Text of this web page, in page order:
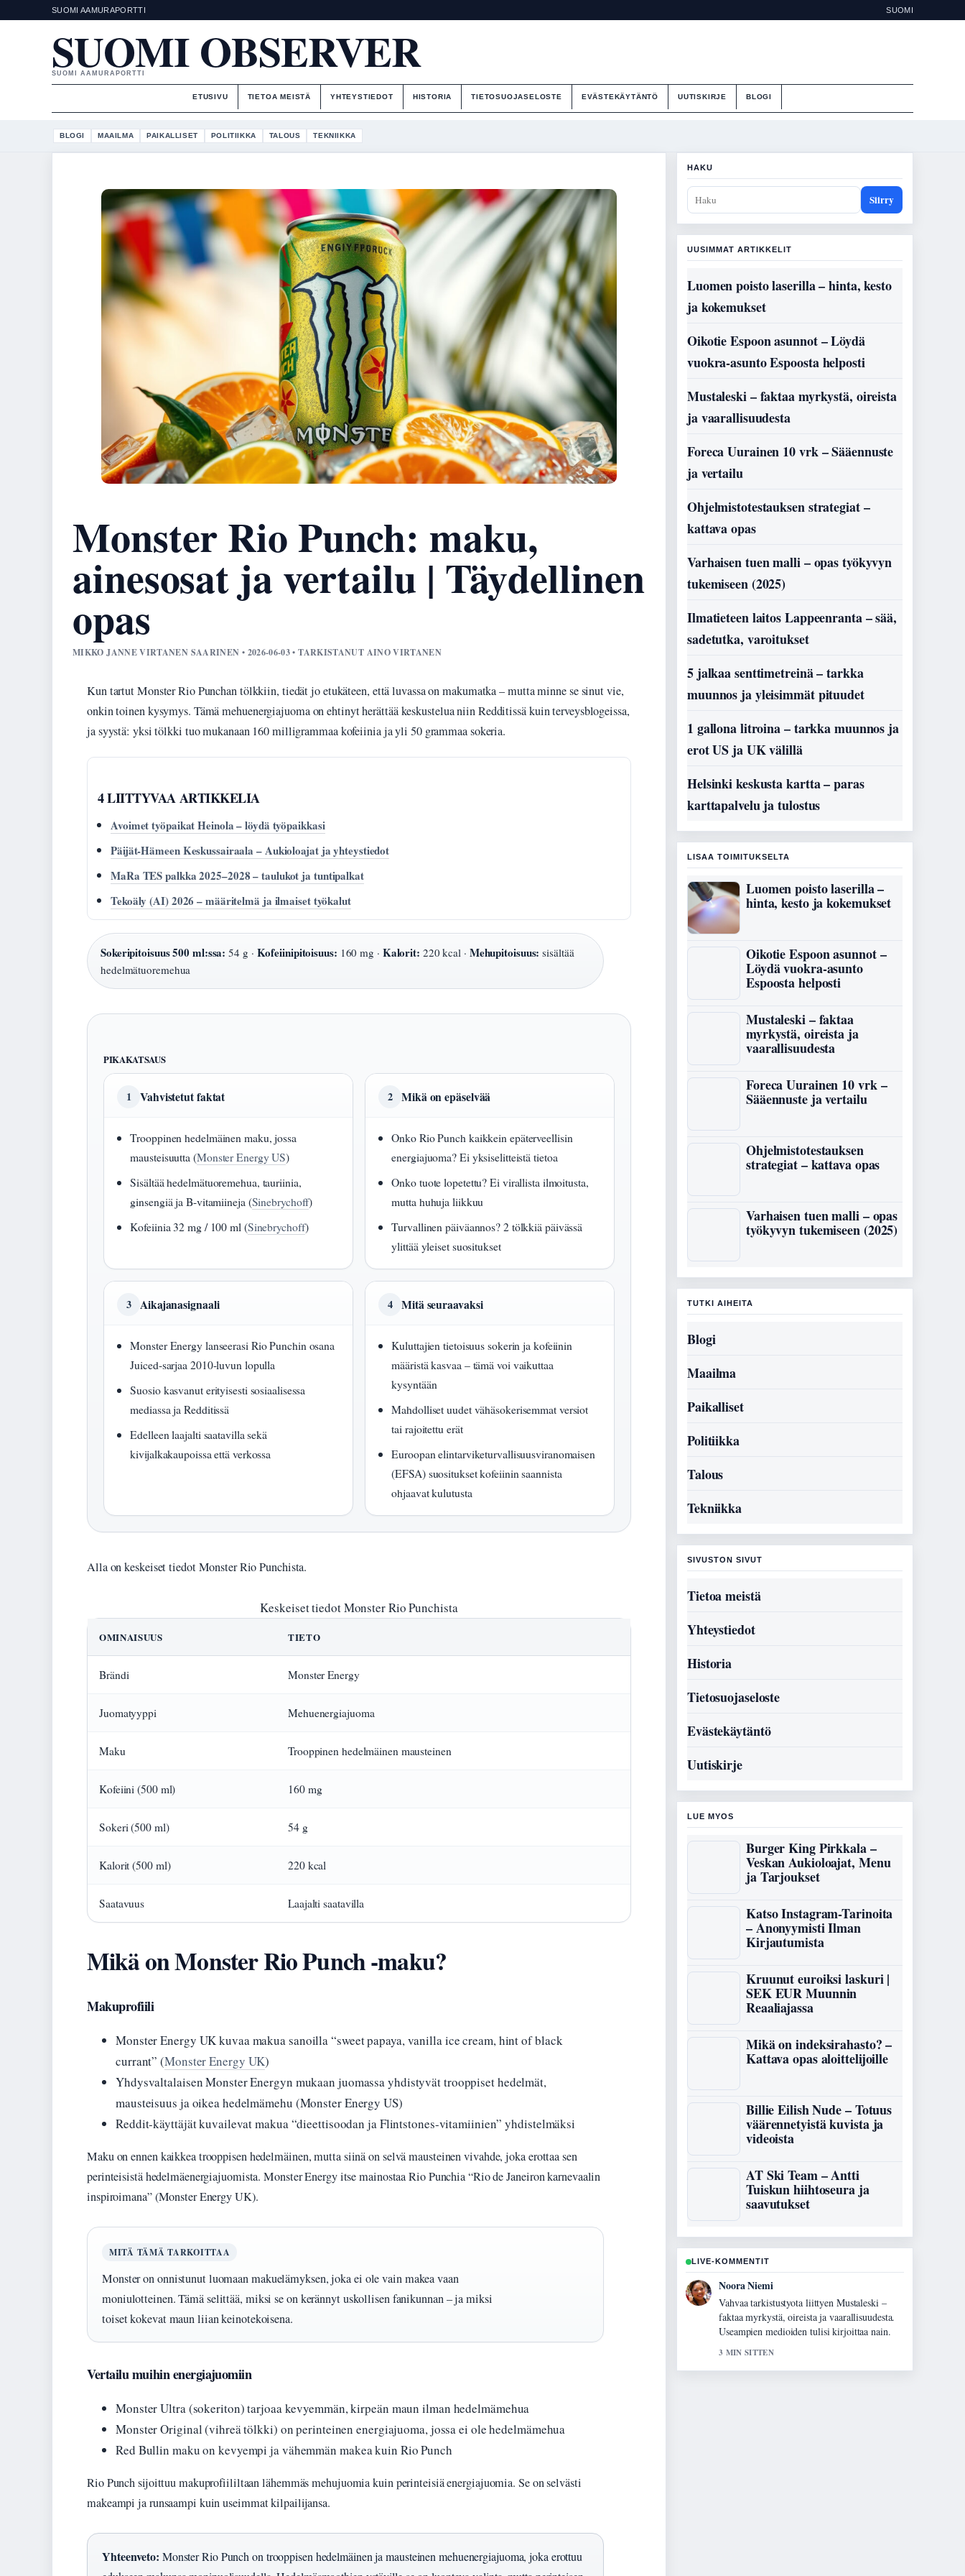
SUOMI AAMURAPORTTI SUOMI
SUOMI OBSERVER
SUOMI AAMURAPORTTI
ETUSIVU TIETOA MEISTÄ YHTEYSTIEDOT HISTORIA TIETOSUOJASELOSTE EVÄSTEKÄYTÄNTÖ UUTISKIRJE BLOGI
BLOGI MAAILMA PAIKALLISET POLITIIKKA TALOUS TEKNIIKKA
Monster Rio Punch: maku,
ainesosat ja vertailu | Täydellinen
opas
MIKKO JANNE VIRTANEN SAARINEN • 2026-06-03 • TARKISTANUT AINO VIRTANEN
Kun tartut Monster Rio Punchan tölkkiin, tiedät jo etukäteen, että luvassa on makumatka – mutta minne se sinut vie,
onkin toinen kysymys. Tämä mehuenergiajuoma on ehtinyt herättää keskustelua niin Redditissä kuin terveysblogeissa,
ja syystä: yksi tölkki tuo mukanaan 160 milligrammaa kofeiinia ja yli 50 grammaa sokeria.
4 LIITTYVAA ARTIKKELIA
Avoimet työpaikat Heinola – löydä työpaikkasi
Päijät-Hämeen Keskussairaala – Aukioloajat ja yhteystiedot
MaRa TES palkka 2025–2028 – taulukot ja tuntipalkat
Tekoäly (AI) 2026 – määritelmä ja ilmaiset työkalut
Sokeripitoisuus 500 ml:ssa: 54 g · Kofeiinipitoisuus: 160 mg · Kalorit: 220 kcal · Mehupitoisuus: sisältää
hedelmätuoremehua
PIKAKATSAUS
1 Vahvistetut faktat
Trooppinen hedelmäinen maku, jossa
mausteisuutta (Monster Energy US)
Sisältää hedelmätuoremehua, tauriinia,
ginsengiä ja B-vitamiineja (Sinebrychoff)
Kofeiinia 32 mg / 100 ml (Sinebrychoff)
2 Mikä on epäselvää
Onko Rio Punch kaikkein epäterveellisin
energiajuoma? Ei yksiselitteistä tietoa
Onko tuote lopetettu? Ei virallista ilmoitusta,
mutta huhuja liikkuu
Turvallinen päiväannos? 2 tölkkiä päivässä
ylittää yleiset suositukset
3 Aikajanasignaali
Monster Energy lanseerasi Rio Punchin osana
Juiced-sarjaa 2010-luvun lopulla
Suosio kasvanut erityisesti sosiaalisessa
mediassa ja Redditissä
Edelleen laajalti saatavilla sekä
kivijalkakaupoissa että verkossa
4 Mitä seuraavaksi
Kuluttajien tietoisuus sokerin ja kofeiinin
määristä kasvaa – tämä voi vaikuttaa
kysyntään
Mahdolliset uudet vähäsokerisemmat versiot
tai rajoitettu erät
Euroopan elintarviketurvallisuusviranomaisen
(EFSA) suositukset kofeiinin saannista
ohjaavat kulutusta
Alla on keskeiset tiedot Monster Rio Punchista.
Keskeiset tiedot Monster Rio Punchista
OMINAISUUS TIETO
Brändi Monster Energy
Juomatyyppi Mehuenergiajuoma
Maku Trooppinen hedelmäinen mausteinen
Kofeiini (500 ml) 160 mg
Sokeri (500 ml) 54 g
Kalorit (500 ml) 220 kcal
Saatavuus Laajalti saatavilla
Mikä on Monster Rio Punch -maku?
Makuprofiili
Monster Energy UK kuvaa makua sanoilla “sweet papaya, vanilla ice cream, hint of black
currant” (Monster Energy UK)
Yhdysvaltalaisen Monster Energyn mukaan juomassa yhdistyvät trooppiset hedelmät,
mausteisuus ja oikea hedelmämehu (Monster Energy US)
Reddit-käyttäjät kuvailevat makua “dieettisoodan ja Flintstones-vitamiinien” yhdistelmäksi
Maku on ennen kaikkea trooppisen hedelmäinen, mutta siinä on selvä mausteinen vivahde, joka erottaa sen
perinteisistä hedelmäenergiajuomista. Monster Energy itse mainostaa Rio Punchia “Rio de Janeiron karnevaalin
inspiroimana” (Monster Energy UK).
MITÄ TÄMÄ TARKOITTAA
Monster on onnistunut luomaan makuelämyksen, joka ei ole vain makea vaan
moniulotteinen. Tämä selittää, miksi se on kerännyt uskollisen fanikunnan – ja miksi
toiset kokevat maun liian keinotekoisena.
Vertailu muihin energiajuomiin
Monster Ultra (sokeriton) tarjoaa kevyemmän, kirpeän maun ilman hedelmämehua
Monster Original (vihreä tölkki) on perinteinen energiajuoma, jossa ei ole hedelmämehua
Red Bullin maku on kevyempi ja vähemmän makea kuin Rio Punch
Rio Punch sijoittuu makuprofiililtaan lähemmäs mehujuomia kuin perinteisiä energiajuomia. Se on selvästi
makeampi ja runsaampi kuin useimmat kilpailijansa.
Yhteenveto: Monster Rio Punch on trooppisen hedelmäinen ja mausteinen mehuenergiajuoma, joka erottuu
HAKU
Siirry
UUSIMMAT ARTIKKELIT
Luomen poisto laserilla – hinta, kesto
ja kokemukset
Oikotie Espoon asunnot – Löydä
vuokra-asunto Espoosta helposti
Mustaleski – faktaa myrkystä, oireista
ja vaarallisuudesta
Foreca Uurainen 10 vrk – Sääennuste
ja vertailu
Ohjelmistotestauksen strategiat –
kattava opas
Varhaisen tuen malli – opas työkyvyn
tukemiseen (2025)
Ilmatieteen laitos Lappeenranta – sää,
sadetutka, varoitukset
5 jalkaa senttimetreinä – tarkka
muunnos ja yleisimmät pituudet
1 gallona litroina – tarkka muunnos ja
erot US ja UK välillä
Helsinki keskusta kartta – paras
karttapalvelu ja tulostus
LISAA TOIMITUKSELTA
Luomen poisto laserilla –
hinta, kesto ja kokemukset
Oikotie Espoon asunnot –
Löydä vuokra-asunto
Espoosta helposti
Mustaleski – faktaa
myrkystä, oireista ja
vaarallisuudesta
Foreca Uurainen 10 vrk –
Sääennuste ja vertailu
Ohjelmistotestauksen
strategiat – kattava opas
Varhaisen tuen malli – opas
työkyvyn tukemiseen (2025)
TUTKI AIHEITA
Blogi
Maailma
Paikalliset
Politiikka
Talous
Tekniikka
SIVUSTON SIVUT
Tietoa meistä
Yhteystiedot
Historia
Tietosuojaseloste
Evästekäytäntö
Uutiskirje
LUE MYOS
Burger King Pirkkala –
Veskan Aukioloajat, Menu
ja Tarjoukset
Katso Instagram-Tarinoita
– Anonyymisti Ilman
Kirjautumista
Kruunut euroiksi laskuri |
SEK EUR Muunnin
Reaaliajassa
Mikä on indeksirahasto? –
Kattava opas aloittelijoille
Billie Eilish Nude – Totuus
väärennetyistä kuvista ja
videoista
AT Ski Team – Antti
Tuiskun hiihtoseura ja
saavutukset
LIVE-KOMMENTIT
Oskari Lehtinen
Hyva yhteenveto aiheesta Luomen poisto
laserilla – hinta, kesto ja.... Tama on tahan
mennessa selkein kooste tanaan.
5 MIN SITTEN